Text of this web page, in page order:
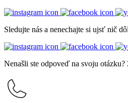
Sledujte nás a nenechajte si ujsť nič
Nenašli ste odpoveď na svoju otázku?